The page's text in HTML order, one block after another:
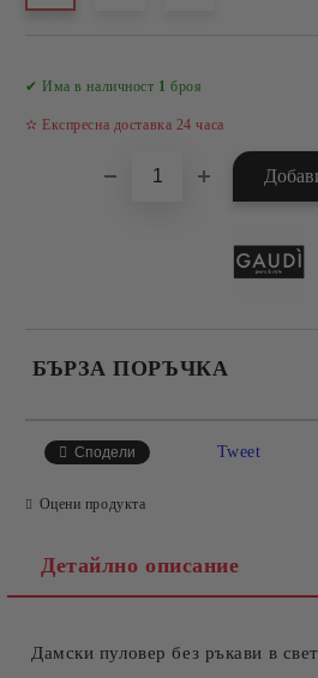
✔ Има в наличност 1 броя
✫ Експресна доставка 24 часа
БЪРЗА ПОРЪЧКА
Съгласен съм с Политиката
Сподели Tweet
Оцени продукта
Детайлно описание
Дамски пуловер без ръкави в